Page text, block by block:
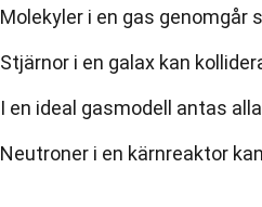
Molekyler i en gas genomgår
Stjärnor i en galax kan
I en ideal gasmodell antas
Neutroner i en kärnreaktor